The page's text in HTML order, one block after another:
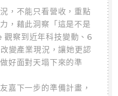
，不能只看營收，重點
，藉此洞察「這是不是
察到近年科技變動、6
變產業現況，讓她更認
好面對天塌下來的準
嘉下一步的準備計畫，